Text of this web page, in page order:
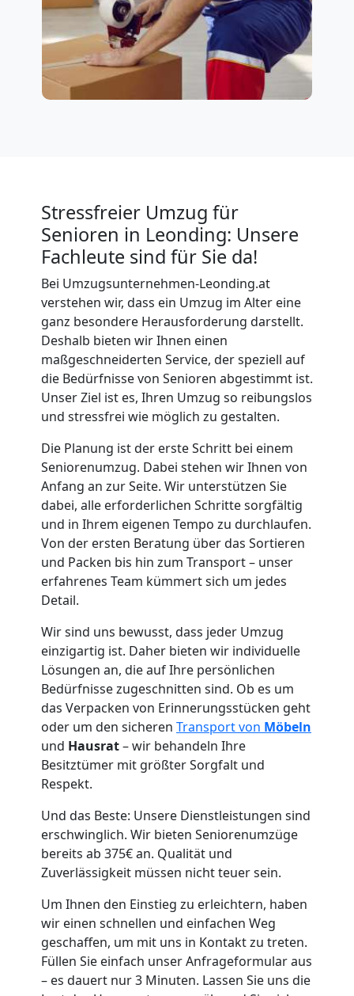
Stressfreier Umzug für
Senioren in Leonding: Unsere
Fachleute sind für Sie da!
Bei Umzugsunternehmen-Leonding.at
verstehen wir, dass ein Umzug im Alter eine
ganz besondere Herausforderung darstellt.
Deshalb bieten wir Ihnen einen
maßgeschneiderten Service, der speziell auf
die Bedürfnisse von Senioren abgestimmt ist.
Unser Ziel ist es, Ihren Umzug so reibungslos
und stressfrei wie möglich zu gestalten.
Die Planung ist der erste Schritt bei einem
Seniorenumzug. Dabei stehen wir Ihnen von
Anfang an zur Seite. Wir unterstützen Sie
dabei, alle erforderlichen Schritte sorgfältig
und in Ihrem eigenen Tempo zu durchlaufen.
Von der ersten Beratung über das Sortieren
und Packen bis hin zum Transport – unser
erfahrenes Team kümmert sich um jedes
Detail.
Wir sind uns bewusst, dass jeder Umzug
einzigartig ist. Daher bieten wir individuelle
Lösungen an, die auf Ihre persönlichen
Bedürfnisse zugeschnitten sind. Ob es um
das Verpacken von Erinnerungsstücken geht
oder um den sicheren Transport von Möbeln
und Hausrat– wir behandeln Ihre
Besitztümer mit größter Sorgfalt und
Respekt.
Und das Beste: Unsere Dienstleistungen sind
erschwinglich. Wir bieten Seniorenumzüge
bereits ab 375€ an. Qualität und
Zuverlässigkeit müssen nicht teuer sein.
Um Ihnen den Einstieg zu erleichtern, haben
wir einen schnellen und einfachen Weg
geschaffen, um mit uns in Kontakt zu treten.
Füllen Sie einfach unser Anfrageformular aus
– es dauert nur 3 Minuten. Lassen Sie uns die